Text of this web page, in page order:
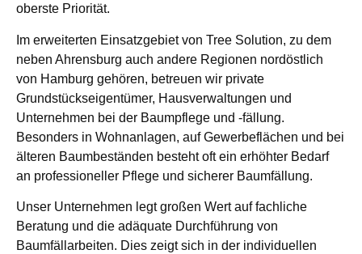
oberste Priorität.
Im erweiterten Einsatzgebiet von Tree Solution, zu dem
neben Ahrensburg auch andere Regionen nordöstlich
von Hamburg gehören, betreuen wir private
Grundstückseigentümer, Hausverwaltungen und
Unternehmen bei der Baumpflege und -fällung.
Besonders in Wohnanlagen, auf Gewerbeflächen und bei
älteren Baumbeständen besteht oft ein erhöhter Bedarf
an professioneller Pflege und sicherer Baumfällung.
Unser Unternehmen legt großen Wert auf fachliche
Beratung und die adäquate Durchführung von
Baumfällarbeiten. Dies zeigt sich in der individuellen